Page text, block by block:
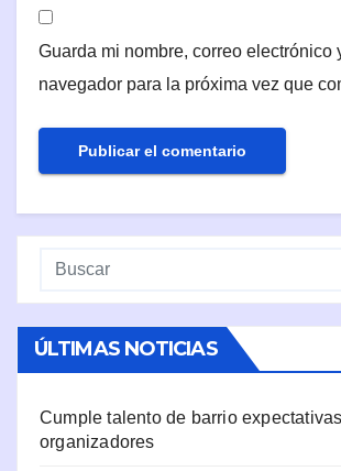
Guarda mi nombre, correo electrónico
navegador para la próxima vez que
ÚLTIMAS NOTICIAS
Cumple talento de barrio
organizadores